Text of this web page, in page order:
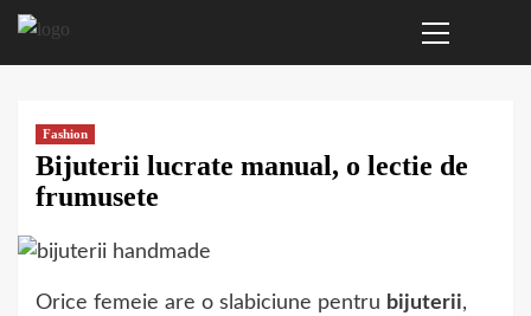
Sari
Menu
Fashion
Bijuterii lucrate manual, o lectie de
frumusete
Orice femeie are o slabiciune pentru bijuterii,